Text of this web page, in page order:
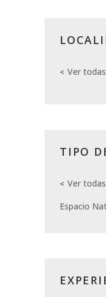
Ver
TIPO
Ver
Espacio